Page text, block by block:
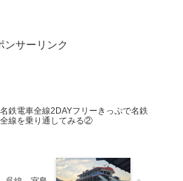
車が数人3月...
ンサーリンク
名鉄電車全線2DAYフリーきっぷで名鉄
全線を乗り通してみる②